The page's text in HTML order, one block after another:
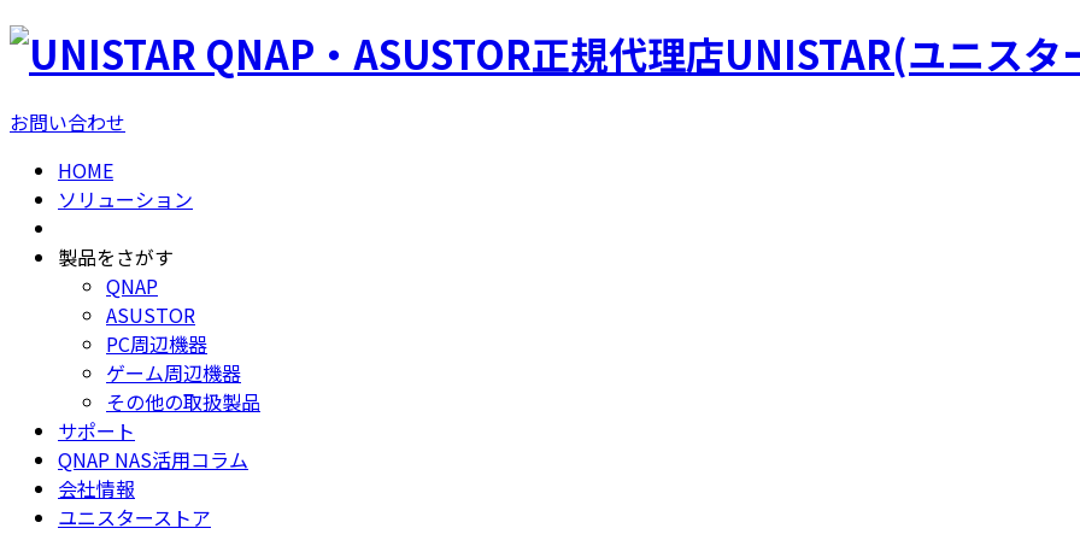
QNAP・ASUSTOR正規代理店UNISTAR(ユニスタ
お問い合わせ
HOME
ソリューション
製品をさがす
QNAP
ASUSTOR
PC周辺機器
ゲーム周辺機器
その他の取扱製品
サポート
QNAP NAS活用コラム
会社情報
ユニスターストア